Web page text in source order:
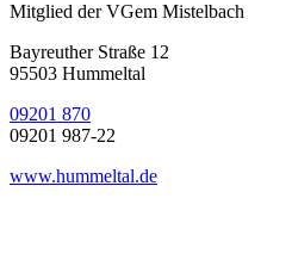
Mitglied der VGem Mistelbach
Bayreuther Straße 12
95503 Hummeltal
09201 870
09201 987-22
www.hummeltal.de